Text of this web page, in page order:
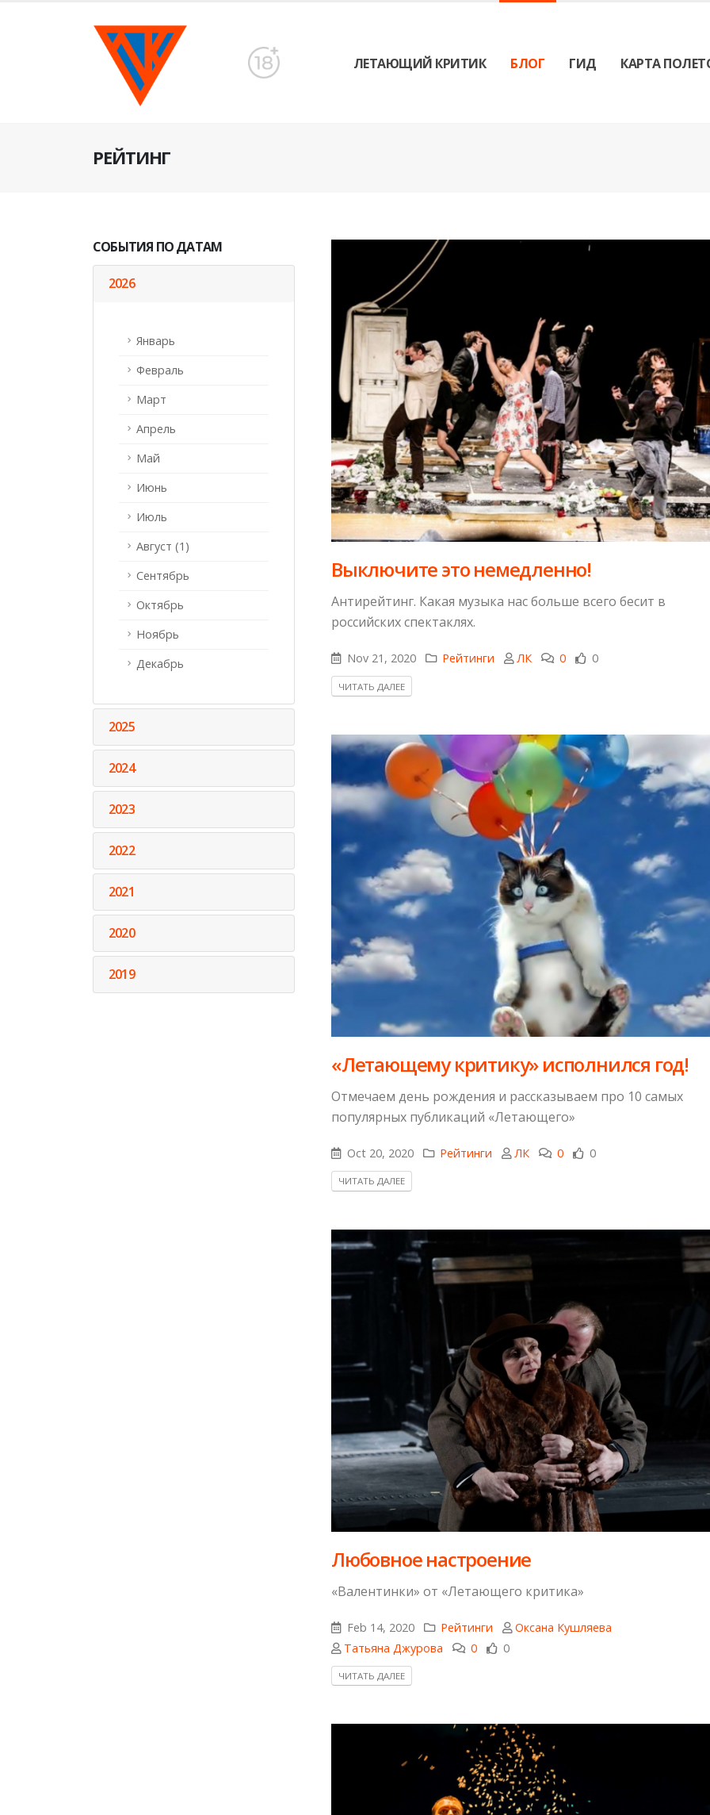
ЛЕТАЮЩИЙ КРИТИК БЛОГ ГИД КАРТА
РЕЙТИНГ
СОБЫТИЯ ПО ДАТАМ
2026
Январь
Февраль
Март
Апрель
Май
Июнь
Июль
Август (1)
Сентябрь
Октябрь
Ноябрь
Декабрь
2025
2024
2023
2022
2021
2020
2019
Выключите это немедленно!
Антирейтинг. Какая музыка нас больше всего бесит в
российских спектаклях.
Nov 21, 2020 Рейтинги ЛК 0 0
ЧИТАТЬ ДАЛЕЕ
«Летающему критику» исполнился год!
Отмечаем день рождения и рассказываем про 10 самых
популярных публикаций «Летающего»
Oct 20, 2020 Рейтинги ЛК 0 0
ЧИТАТЬ ДАЛЕЕ
Любовное настроение
«Валентинки» от «Летающего критика»
Feb 14, 2020 Рейтинги
Оксана Кушляева
Татьяна Джурова
0 0
ЧИТАТЬ ДАЛЕЕ